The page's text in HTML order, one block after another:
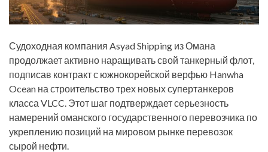
Судоходная компания Asyad Shipping из Омана
продолжает активно наращивать свой танкерный флот,
подписав контракт с южнокорейской верфью Hanwha
Ocean на строительство трех новых супертанкеров
класса VLCC. Этот шаг подтверждает серьезность
намерений оманского государственного перевозчика по
укреплению позиций на мировом рынке перевозок
сырой нефти.